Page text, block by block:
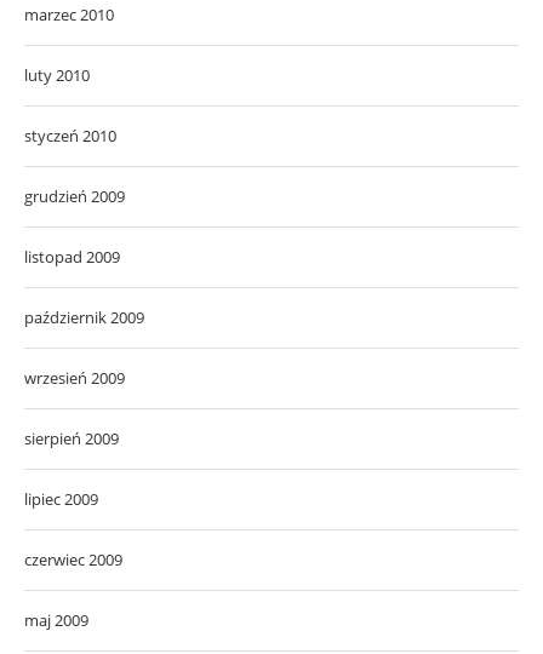
marzec 2010
luty 2010
styczeń 2010
grudzień 2009
listopad 2009
październik 2009
wrzesień 2009
sierpień 2009
lipiec 2009
czerwiec 2009
maj 2009